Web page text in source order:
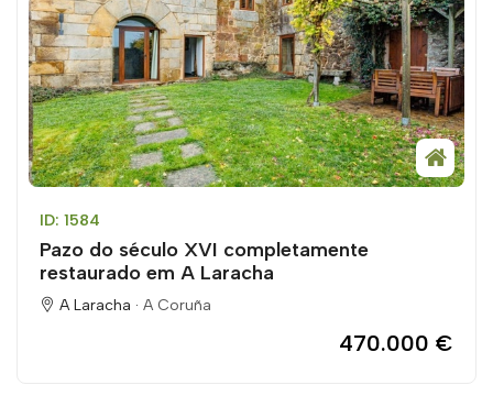
ID: 1584
Pazo do século XVI completamente
restaurado em A Laracha
A Laracha · A Coruña
470.000 €